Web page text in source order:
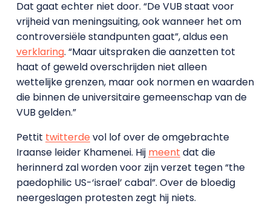
Dat gaat echter niet door. “De VUB staat voor
vrijheid van meningsuiting, ook wanneer het om
controversiële standpunten gaat”, aldus een
verklaring. “Maar uitspraken die aanzetten tot
haat of geweld overschrijden niet alleen
wettelijke grenzen, maar ook normen en waarden
die binnen de universitaire gemeenschap van de
VUB gelden.”
Pettit twitterdevol lof over de omgebrachte
Iraanse leider Khamenei. Hij meent dat die
herinnerd zal worden voor zijn verzet tegen “the
paedophilic US-‘israel’ cabal”. Over de bloedig
neergeslagen protesten zegt hij niets.